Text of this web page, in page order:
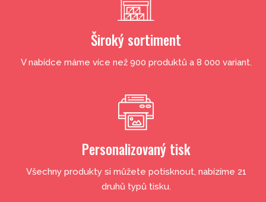
Široký sortiment
V nabídce máme více než 900 produktů a 8 000 variant.
Personalizovaný tisk
Všechny produkty si můžete potisknout, nabízíme 21
druhů typů tisku.